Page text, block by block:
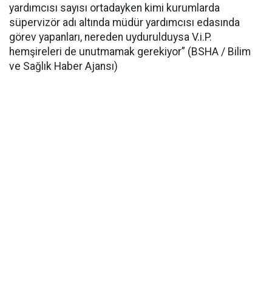
yardımcısı sayısı ortadayken kimi kurumlarda
süpervizör adı altında müdür yardımcısı edasında
görev yapanları, nereden uydurulduysa V.i.P.
hemşireleri de unutmamak gerekiyor” (BSHA / Bilim
ve Sağlık Haber Ajansı)